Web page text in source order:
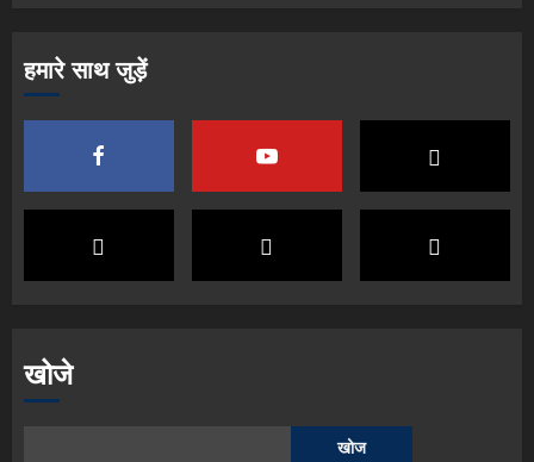
हमारे साथ जुड़ें
खोजे
खोज